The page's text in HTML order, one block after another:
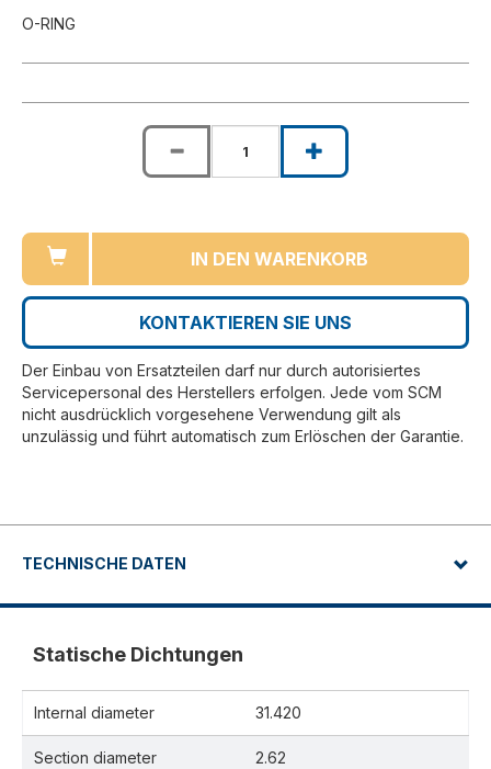
O-RING
IN DEN WARENKORB
KONTAKTIEREN SIE UNS
Der Einbau von Ersatzteilen darf nur durch autorisiertes
Servicepersonal des Herstellers erfolgen. Jede vom SCM
nicht ausdrücklich vorgesehene Verwendung gilt als
unzulässig und führt automatisch zum Erlöschen der Garantie.
TECHNISCHE DATEN
Statische Dichtungen
Internal diameter 31.420
Section diameter 2.62